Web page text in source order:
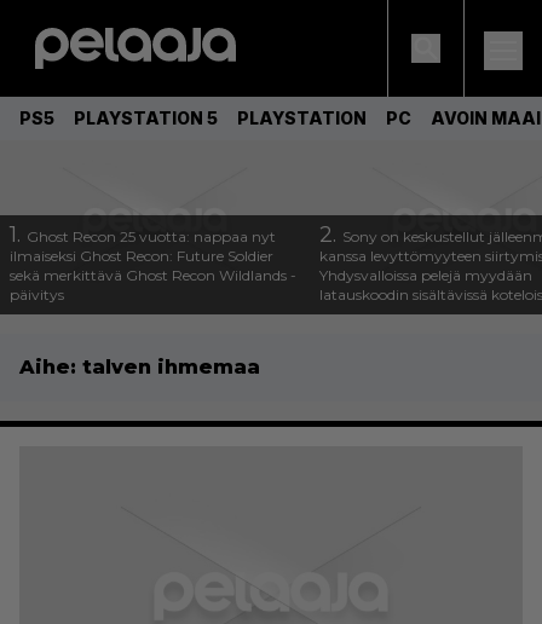
PS5 PLAYSTATION 5 PLAYSTATION PC AVOIN
1. Ghost Recon 25 vuotta: nappaa nyt
ilmaiseksi Ghost Recon: Future Soldier
sekä merkittävä Ghost Recon Wildlands -
päivitys
2. Sony on keskustellut
kanssa levyttömyyteen
Yhdysvalloissa pelejä myydään
latauskoodin sisältävissä
Aihe: talven ihmemaa